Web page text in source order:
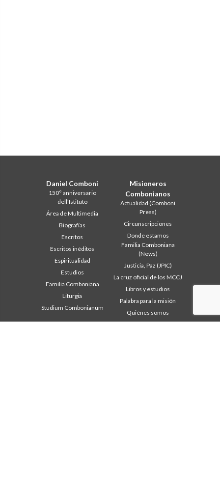
Daniel Comboni
150° anniversario
dell’Istituto
Área de Multimedia
Biografías
Escritos
Escritos inéditos
Espiritualidad
Estudios
Familia Comboniana
Liturgia
Studium Combonianum
Misioneros
Combonianos
Actualidad (Comboni
Press)
Circunscripciones
Donde estamos
Familia Comboniana
(News)
Justicia, Paz (JPIC)
La cruz oficial de los MCCJ
Libros y estudios
Palabra para la misión
Quiénes somos